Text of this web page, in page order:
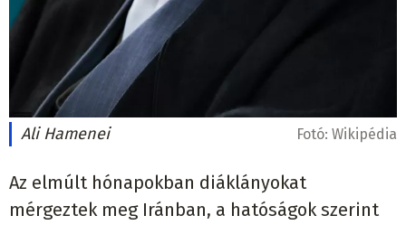
Ali Hamenei Fotó: Wikipédia
Az elmúlt hónapokban diáklányokat
mérgeztek meg Iránban, a hatóságok szerint